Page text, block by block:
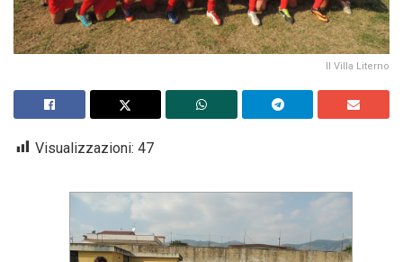
Il Villa Literno
Visualizzazioni: 47